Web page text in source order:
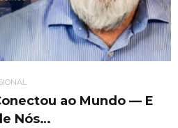
ao Mundo — E
Nós…